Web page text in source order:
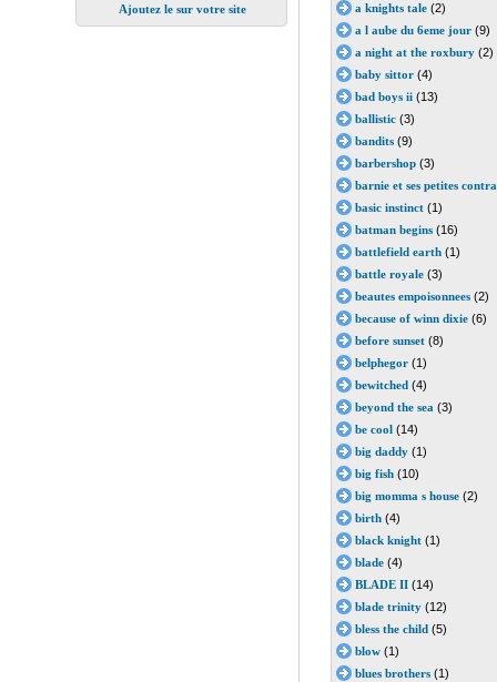
Ajoutez le sur votre site
a knights tale (2)
a l aube du 6eme jour (9)
a night at the roxbury (2)
baby sittor (4)
bad boys ii (13)
ballistic (3)
bandits (9)
barbershop (3)
barnie et ses petites
basic instinct (1)
batman begins (16)
battlefield earth (1)
battle royale (3)
beautes empoisonnees (2)
because of winn dixie (6)
before sunset (8)
belphegor (1)
bewitched (4)
beyond the sea (3)
be cool (14)
big daddy (1)
big fish (10)
big momma s house (2)
birth (4)
black knight (1)
blade (4)
BLADE II (14)
blade trinity (12)
bless the child (5)
blow (1)
blues brothers (1)